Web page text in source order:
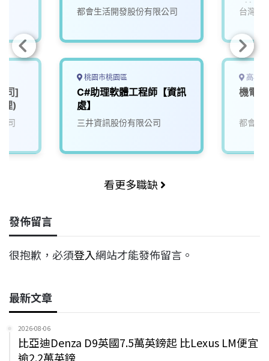
司]
理)
司
都會生活開發股份有限公司
桃園市桃園區
C#助理軟體工程師【資訊
處】
三井資訊股份有限公司
_技師
入培
台灣寶
高雄
機電
都會生
看更多職缺
發佈留言
很抱歉，必須登入網站才能發佈留言。
最新文章
2026-08-06
比亞迪Denza D9英國7.5萬英鎊起 比Lexus LM便宜
逾2.2萬英鎊